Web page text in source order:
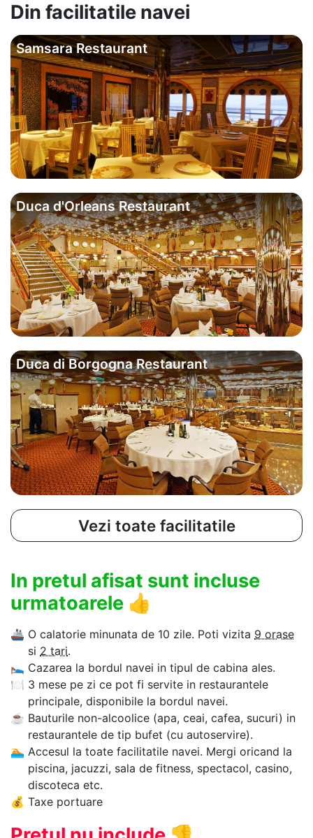
Din facilitatile navei
Samsara Restaurant
Duca d'Orleans Restaurant
Duca di Borgogna Restaurant
Vezi toate facilitatile
In pretul afisat sunt incluse
urmatoarele 👍
🚢 O calatorie minunata de 10 zile. Poti vizita 9 orase
si 2 tari.
🛌 Cazarea la bordul navei in tipul de cabina ales.
🍽 3 mese pe zi ce pot fi servite in restaurantele
principale, disponibile la bordul navei.
☕ Bauturile non-alcoolice (apa, ceai, cafea, sucuri) in
restaurantele de tip bufet (cu autoservire).
🏊‍ Accesul la toate facilitatile navei. Mergi oricand la
piscina, jacuzzi, sala de fitness, spectacol, casino,
discoteca etc.
💰 Taxe portuare